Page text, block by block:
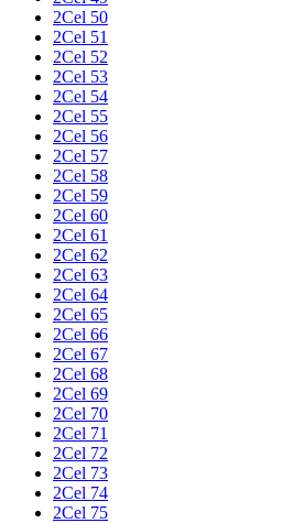
2Cel 50
2Cel 51
2Cel 52
2Cel 53
2Cel 54
2Cel 55
2Cel 56
2Cel 57
2Cel 58
2Cel 59
2Cel 60
2Cel 61
2Cel 62
2Cel 63
2Cel 64
2Cel 65
2Cel 66
2Cel 67
2Cel 68
2Cel 69
2Cel 70
2Cel 71
2Cel 72
2Cel 73
2Cel 74
2Cel 75